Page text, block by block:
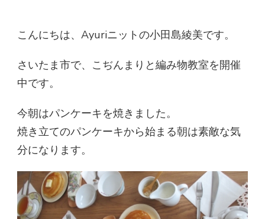
こんにちは、Ayuriニットの小田島綾美です。
さいたま市で、こぢんまりと編み物教室を開催
中です。
今朝はパンケーキを焼きました。
焼き立てのパンケーキから始まる朝は素敵な気
分になります。